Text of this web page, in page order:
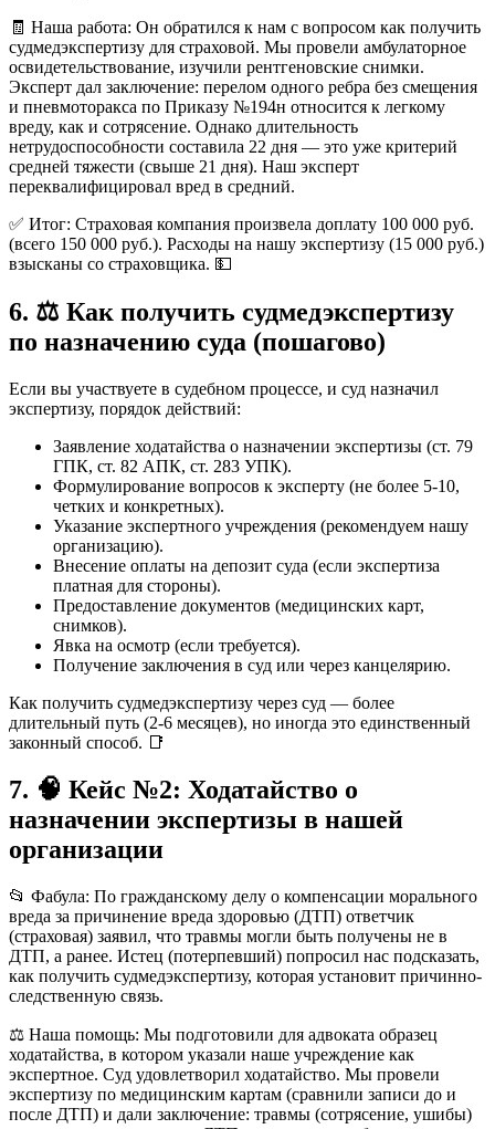
🧾 Наша работа: Он обратился к нам с вопросом как получить
судмедэкспертизу для страховой. Мы провели амбулаторное
освидетельствование, изучили рентгеновские снимки.
Эксперт дал заключение: перелом одного ребра без смещения
и пневмоторакса по Приказу №194н относится к легкому
вреду, как и сотрясение. Однако длительность
нетрудоспособности составила 22 дня — это уже критерий
средней тяжести (свыше 21 дня). Наш эксперт
переквалифицировал вред в средний.
✅ Итог: Страховая компания произвела доплату 100 000 руб.
(всего 150 000 руб.). Расходы на нашу экспертизу (15 000 руб.)
взысканы со страховщика. 💵
6. ⚖️ Как получить судмедэкспертизу
по назначению суда (пошагово)
Если вы участвуете в судебном процессе, и суд назначил
экспертизу, порядок действий:
Заявление ходатайства о назначении экспертизы (ст. 79
ГПК, ст. 82 АПК, ст. 283 УПК).
Формулирование вопросов к эксперту (не более 5-10,
четких и конкретных).
Указание экспертного учреждения (рекомендуем нашу
организацию).
Внесение оплаты на депозит суда (если экспертиза
платная для стороны).
Предоставление документов (медицинских карт,
снимков).
Явка на осмотр (если требуется).
Получение заключения в суд или через канцелярию.
Как получить судмедэкспертизу через суд — более
длительный путь (2-6 месяцев), но иногда это единственный
законный способ. 📑
7. 🧠 Кейс №2: Ходатайство о
назначении экспертизы в нашей
организации
📂 Фабула: По гражданскому делу о компенсации морального
вреда за причинение вреда здоровью (ДТП) ответчик
(страховая) заявил, что травмы могли быть получены не в
ДТП, а ранее. Истец (потерпевший) попросил нас подсказать,
как получить судмедэкспертизу, которая установит причинно-
следственную связь.
⚖️ Наша помощь: Мы подготовили для адвоката образец
ходатайства, в котором указали наше учреждение как
экспертное. Суд удовлетворил ходатайство. Мы провели
экспертизу по медицинским картам (сравнили записи до и
после ДТП) и дали заключение: травмы (сотрясение, ушибы)